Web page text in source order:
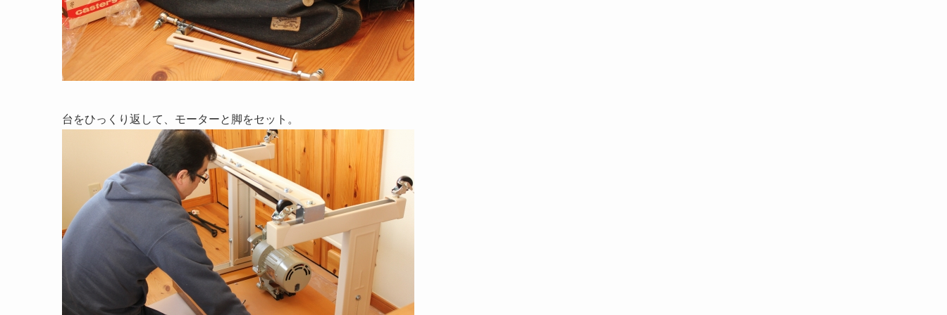
台をひっくり返して、モーターと脚をセット。